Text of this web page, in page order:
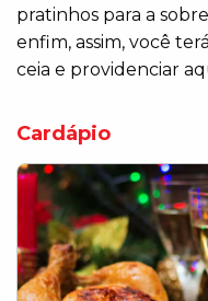
pratinhos para a
enfim, assim, você
ceia e providenciar
Cardápio